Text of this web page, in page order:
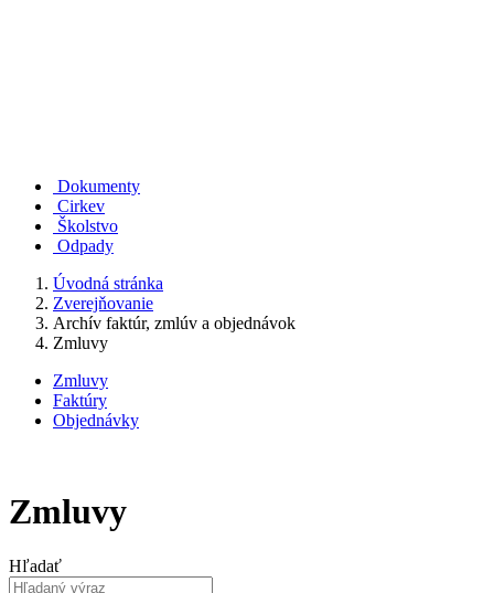
Dokumenty
Cirkev
Školstvo
Odpady
Úvodná stránka
Zverejňovanie
Archív faktúr, zmlúv a objednávok
Zmluvy
Zmluvy
Faktúry
Objednávky
Zmluvy
Hľadať